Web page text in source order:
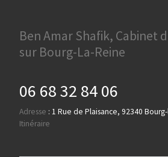
Ben Amar Shafik, Cabinet
sur Bourg-La-Reine
06 68 32 84 06
Adresse : 1 Rue de Plaisance, 92340
Itinéraire